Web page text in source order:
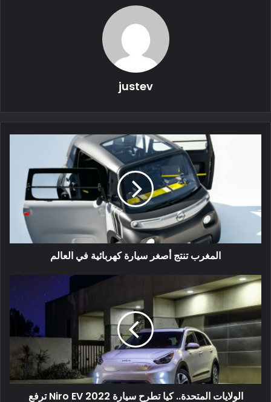
ابتكار ميتسوبيشي موتورز
ويؤدي وجود مواتير كهربائية مزدوجة إلى توفُّر نظام سيارة كهربائية
متميز بإمكانيات دفع رباعي. يحتوي هذا النظام على موتورين
الخارجي لدينا على تقنية السيارات الكهربائية وهو
سيارة مستقلة بذاتها
ينتقل نظام السيارات الهجينة القابلة للشحن الخارجي لدينا بسهولة
بين أوضاع القيادة ليقدم أفضل مستوى أداء ممكن.
ميتسوبيشي
وضع القيادة الكهربائية (موتور كهربائي فقط)
justev
المغرب تنتج أصغر سيارة كهربائية في العالم
الولايات المتحدة.. كيا تطرح سيارة 2022 Niro EV ترفع